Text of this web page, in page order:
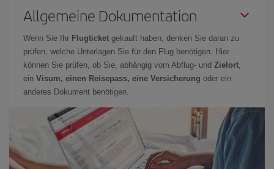
Allgemeine Dokumentation
Wenn Sie Ihr Flugticket gekauft haben, denken Sie daran zu
prüfen, welche Unterlagen Sie für den Flug benötigen. Hier
können Sie prüfen, ob Sie, abhängig vom Abflug- und Zielort,
ein Visum, einen Reisepass, eine Versicherung oder ein
anderes Dokument benötigen.